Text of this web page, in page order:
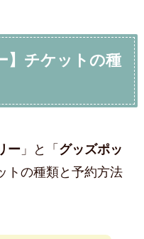
】チケットの種
ー 」と「 グッズポッ
トの種類と予約方法